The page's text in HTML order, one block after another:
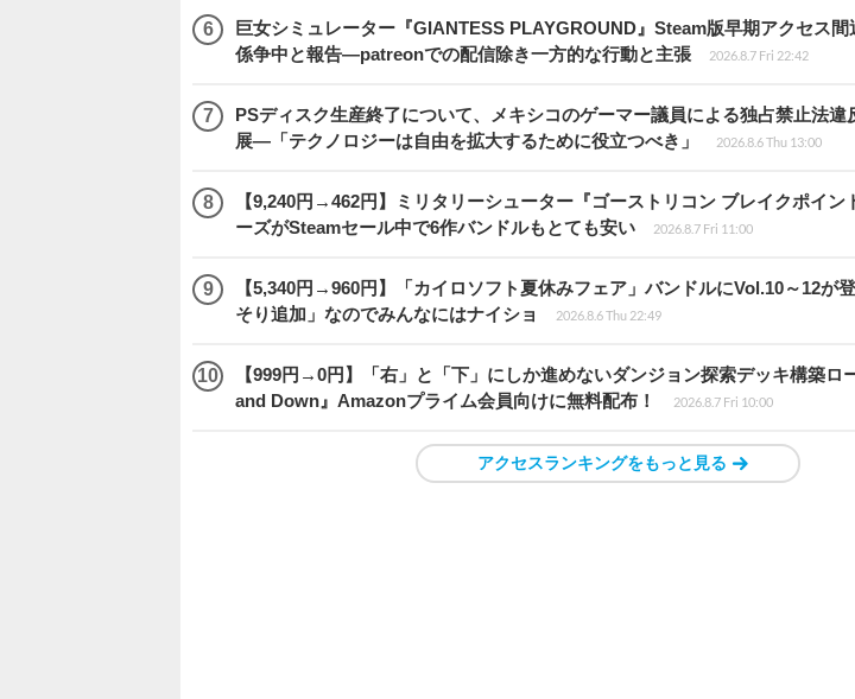
巨女シミュレーター『GIANTESS PLAYGROUND』Steam版早期アクセス
係争中と報告―patreonでの配信除き一方的な行動と主張
2026.8.7 Fri 22:42
PSディスク生産終了について、メキシコのゲーマー議員による独占禁止法違
展―「テクノロジーは自由を拡大するために役立つべき」
2026.8.6 Thu 13:00
【9,240円→462円】ミリタリーシューター『ゴーストリコン ブレイクポイン
ーズがSteamセール中で6作バンドルもとても安い
2026.8.7 Fri 11:00
【5,340円→960円】「カイロソフト夏休みフェア」バンドルにVol.10～12が
そり追加」なのでみんなにはナイショ
2026.8.6 Thu 22:49
【999円→0円】「右」と「下」にしか進めないダンジョン探索デッキ構築ロ
and Down』Amazonプライム会員向けに無料配布！
2026.8.7 Fri 10:00
アクセスランキングをもっと見る